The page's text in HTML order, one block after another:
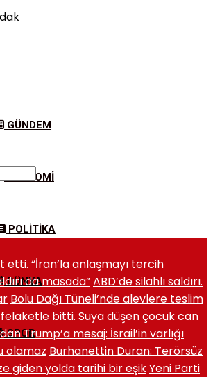
GÜNDEM
EKONOMI
POLITIKA
DÜNYA
SPOR
“İran’la anlaşmayı tercih
da masada”ABD’de silahlı saldırı.
Bolu Dağı Tüneli’nde alevlere teslim
felaketle bitti. Suya düşen çocuk can
Trump’a mesaj: İsrail’in varlığı
olamaz Burhanettin Duran: Terörsüz
giden yolda tarihi bir eşikYeni Parti